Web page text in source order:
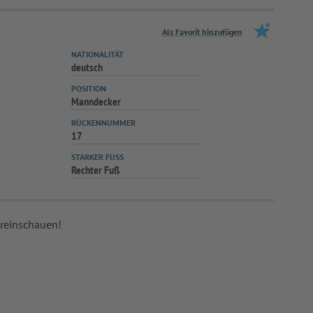
Als Favorit hinzufügen
NATIONALITÄT
deutsch
POSITION
Manndecker
RÜCKENNUMMER
17
STARKER FUSS
Rechter Fuß